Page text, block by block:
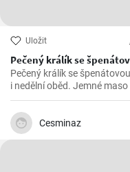
Uložit
Pečený králík se
Pečený králík se
i nedělní oběd. Jemné
špenátovou nádivkou
Cesminaz